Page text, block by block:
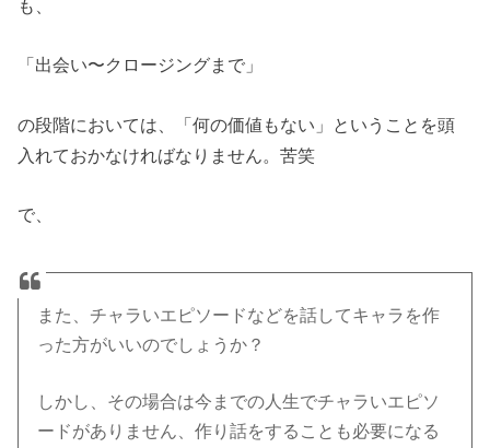
も、
「出会い〜クロージングまで」
の段階においては、「何の価値もない」ということを頭
入れておかなければなりません。苦笑
で、
また、チャラいエピソードなどを話してキャラを作
った方がいいのでしょうか？
しかし、その場合は今までの人生でチャラいエピソ
ードがありません、作り話をすることも必要になる